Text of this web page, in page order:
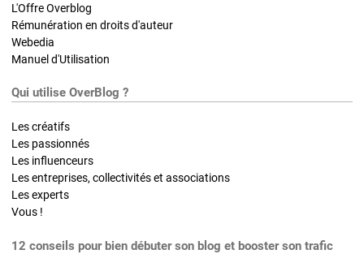
L'Offre Overblog
Rémunération en droits d'auteur
Webedia
Manuel d'Utilisation
Qui utilise OverBlog ?
Les créatifs
Les passionnés
Les influenceurs
Les entreprises, collectivités et associations
Les experts
Vous !
12 conseils pour bien débuter son blog et booster son trafic